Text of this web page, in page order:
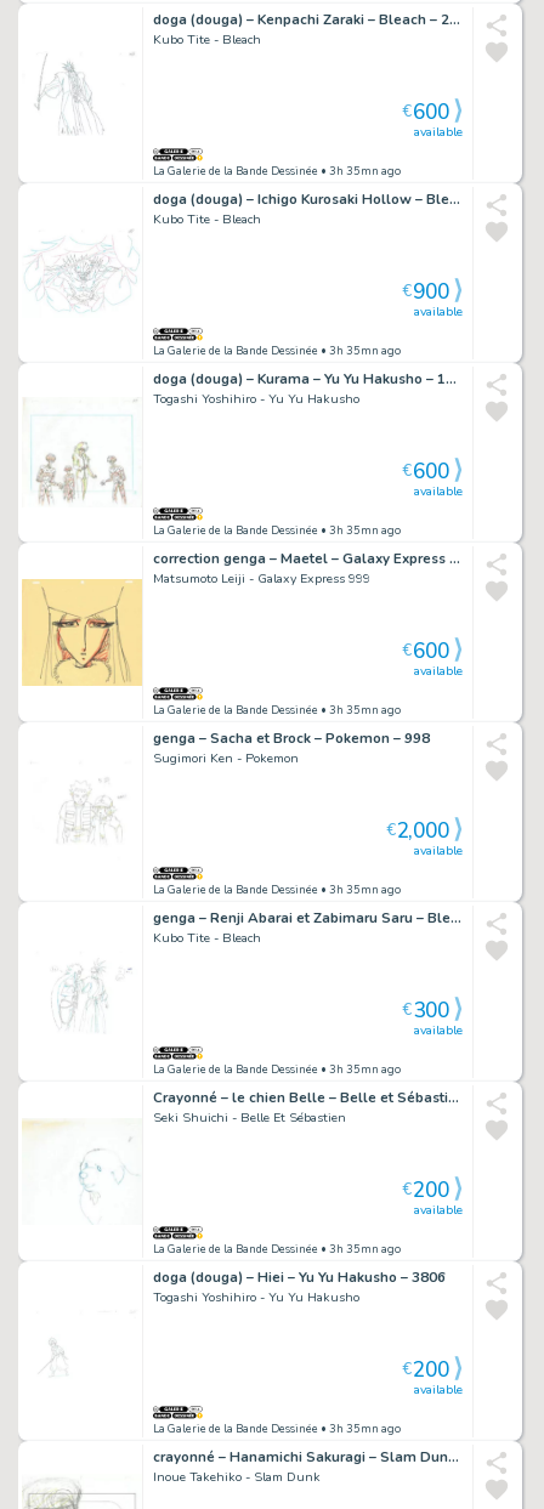
doga (douga) – Kenpachi Zaraki – Bleach – 2306
Kubo Tite - Bleach
La Galerie de la Bande Dessinée • 3h 35mn ago
available
€600
doga (douga) – Ichigo Kurosaki Hollow – Bleach – 638
Kubo Tite - Bleach
La Galerie de la Bande Dessinée • 3h 35mn ago
available
€900
doga (douga) – Kurama – Yu Yu Hakusho – 1053
Togashi Yoshihiro - Yu Yu Hakusho
La Galerie de la Bande Dessinée • 3h 35mn ago
available
€600
correction genga – Maetel – Galaxy Express 999 – 1977
Matsumoto Leiji - Galaxy Express 999
La Galerie de la Bande Dessinée • 3h 35mn ago
available
€600
genga – Sacha et Brock – Pokemon – 998
Sugimori Ken - Pokemon
La Galerie de la Bande Dessinée • 3h 35mn ago
available
€2,000
genga – Renji Abarai et Zabimaru Saru – Bleach – 729
Kubo Tite - Bleach
La Galerie de la Bande Dessinée • 3h 35mn ago
available
€300
Crayonné – le chien Belle – Belle et Sébastien – 4991
Seki Shuichi - Belle Et Sébastien
La Galerie de la Bande Dessinée • 3h 35mn ago
available
€200
doga (douga) – Hiei – Yu Yu Hakusho – 3806
Togashi Yoshihiro - Yu Yu Hakusho
La Galerie de la Bande Dessinée • 3h 35mn ago
available
€200
crayonné – Hanamichi Sakuragi – Slam Dunk – 5298
Inoue Takehiko - Slam Dunk